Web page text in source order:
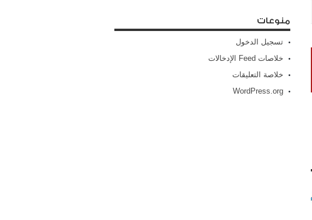
منوعات
تسجيل الدخول
خلاصات Feed الإدخالات
خلاصة التعليقات
WordPress.org